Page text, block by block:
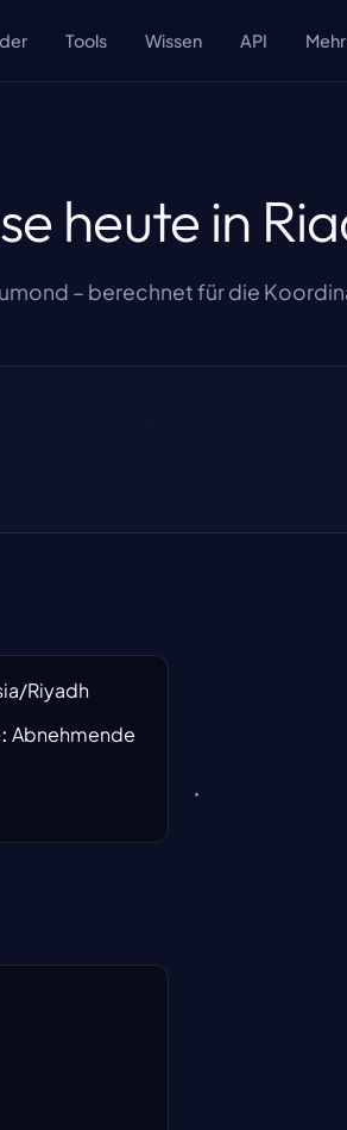
Tools Wissen API Mehr
heute in
– berechnet für die
Riyadh
: Abnehmende